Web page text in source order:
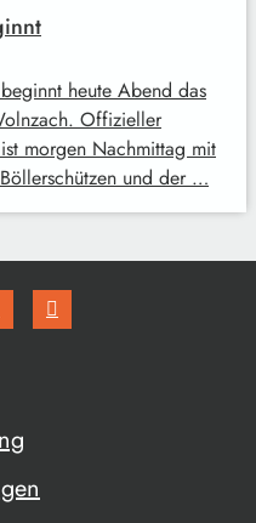
heute Abend das
Offizieller
morgen Nachmittag mit
und der …